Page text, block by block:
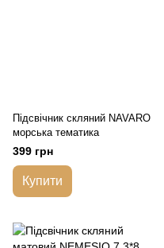
Підсвічник скляний NAVARO
морська тематика
399 грн
Купити